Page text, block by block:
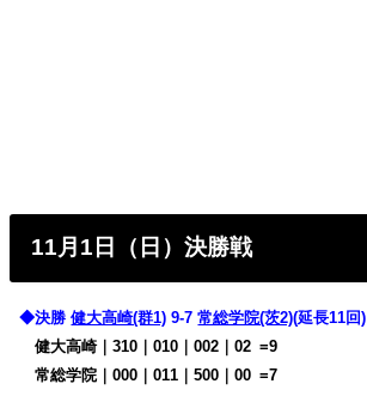
11月1日（日）決勝戦
◆決勝健大高崎(群1) 9-7常総学院(茨2)(延長11回)
健大高崎｜310｜010｜002｜02 0=9
常総学院｜000｜011｜500｜00 0=7